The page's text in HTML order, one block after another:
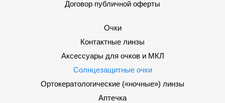
Договор публичной оферты
Очки
Контактные линзы
Аксессуары для очков и МКЛ
Солнцезащитные очки
Ортокератологические («ночные») линзы
Аптечка